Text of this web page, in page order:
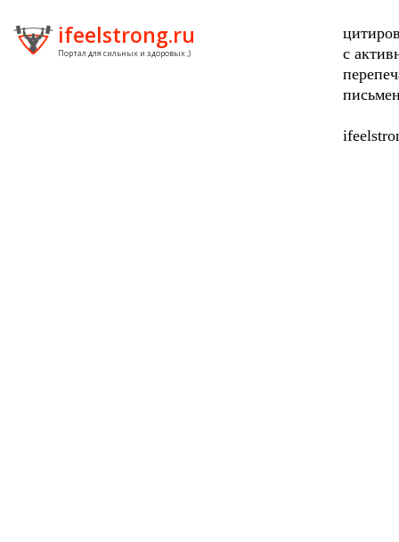
ifeelstrong.ru
Портал для сильных и здоровых ;)
с